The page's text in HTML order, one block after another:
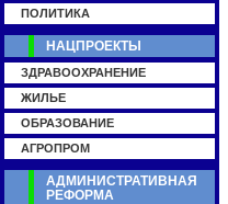
ПОЛИТИКА
НАЦПРОЕКТЫ
ЗДРАВООХРАНЕНИЕ
ЖИЛЬЕ
ОБРАЗОВАНИЕ
АГРОПРОМ
АДМИНИСТРАТИВНАЯ
РЕФОРМА